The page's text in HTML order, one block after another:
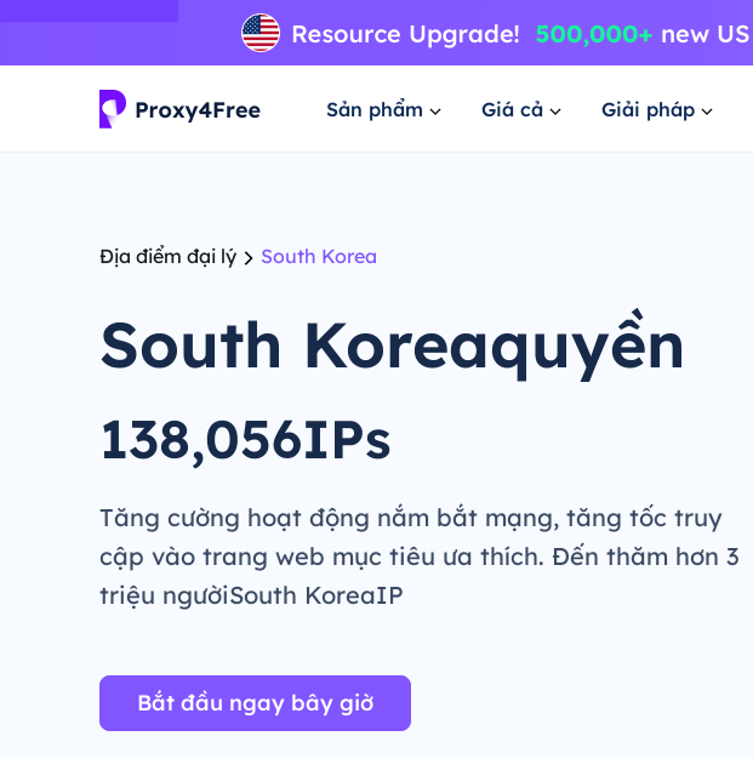
Sản phẩm Giá cả Giải pháp
Địa điểm đại lý South Korea
South Koreaquyền
138,056IPs
Tăng cường hoạt động nắm bắt mạng, tăng tốc truy
cập vào trang web mục tiêu ưa thích. Đến thăm hơn 3
triệu ngườiSouth KoreaIP
Bắt đầu ngay bây giờ